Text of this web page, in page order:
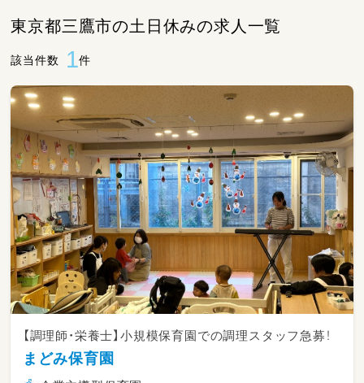
東京都三鷹市の土日休みの求人一覧
該当件数 1件
【調理師・栄養士】小規模保育園での調理スタッフ急募！
まどみ保育園